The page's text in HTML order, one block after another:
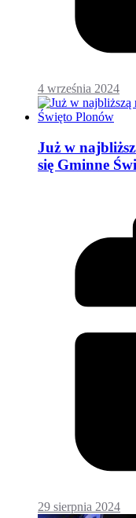
4 września 2024
Już w
się Gminne
29 sierpnia 2024